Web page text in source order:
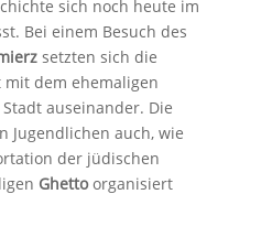
sich noch heute im
Bei einem Besuch des
setzten sich die
dem ehemaligen
auseinander. Die
Jugendlichen auch, wie
der jüdischen
Ghettoorganisiert